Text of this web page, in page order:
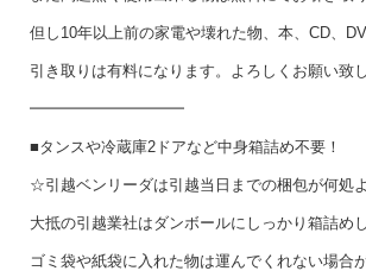
但し10年以上前の家電や壊れた物、本、CD、
引き取りは有料になります。よろしくお願い致し
━━━━━━━━━━
■タンスや冷蔵庫2ドアなど中身箱詰め不要！
☆引越ベンリーダは引越当日までの梱包が何処
大抵の引越業社はダンボールにしっかり箱詰め
ゴミ袋や紙袋に入れた物は運んでくれない場合